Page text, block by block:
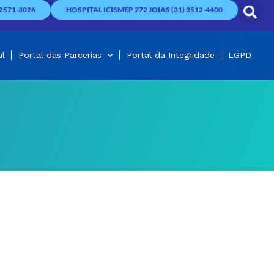
3026 HOSPITAL ICISMEP 272 JOIAS (31) 3512-4400
Portal das Parcerias Portal da Integridade LGPD